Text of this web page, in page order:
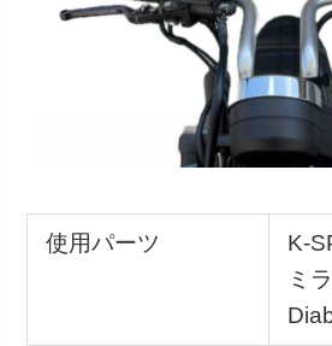
使用パーツ
K-
ミ